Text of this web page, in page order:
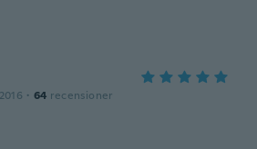
· 64 recensioner